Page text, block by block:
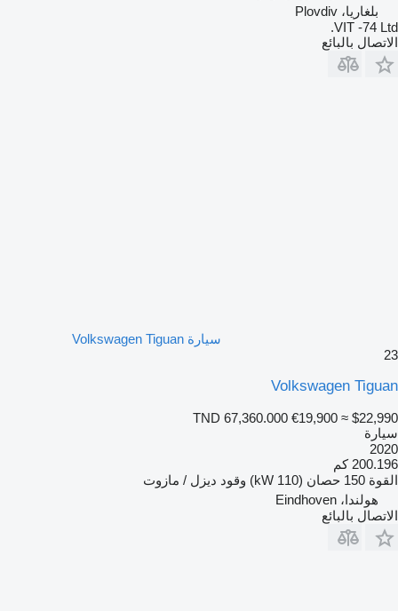
بلغاريا، Plovdiv
VIT -74 Ltd.
الاتصال بالبائع
سيارة Volkswagen Tiguan
23
Volkswagen Tiguan
TND 67,360.000 €19,900 ≈ $22,990
سيارة
2020
200.196 كم
القوة 150 حصان (110 kW) وقود ديزل / مازوت
هولندا، Eindhoven
الاتصال بالبائع